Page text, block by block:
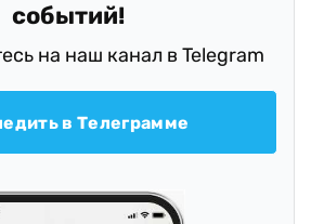
событий!
на наш канал в Telegram
в Телеграмме